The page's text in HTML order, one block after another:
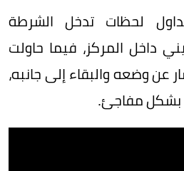
لحظات تدخل الشرطة
داخل المركز، فيما حاولت
عن وضعه والبقاء إلى جانبه،
بشكل مفاجئ.